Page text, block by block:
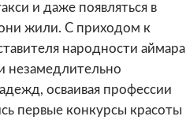
и даже появляться в
жили. С приходом к
народности аймара
незамедлительно
осваивая профессии
первые конкурсы красоты